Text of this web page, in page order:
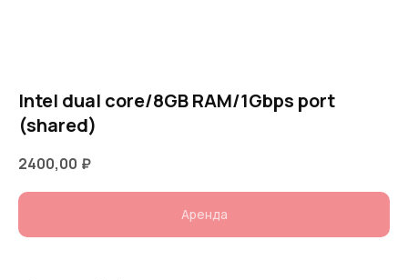
Intel dual core/8GB RAM/1Gbps port
(shared)
2400,00 ₽
Аренда